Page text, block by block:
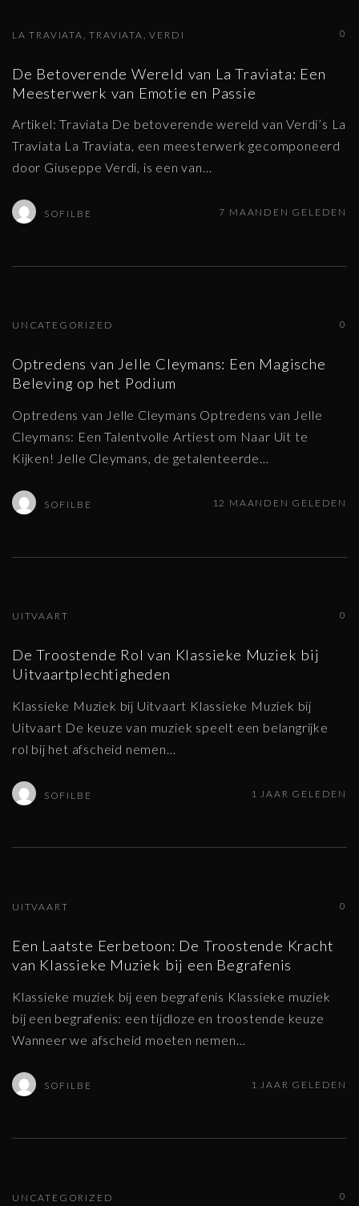
0
LA TRAVIATA TRAVIATA VERDI
De Betoverende Wereld van La Traviata: Een
Meesterwerk van Emotie en Passie
Artikel: Traviata De betoverende wereld van Verdi’s La
Traviata La Traviata, een meesterwerk gecomponeerd
door Giuseppe Verdi, is een van…
SOFILBE 7 MAANDEN GELEDEN
0
UNCATEGORIZED
Optredens van Jelle Cleymans: Een Magische
Beleving op het Podium
Optredens van Jelle Cleymans Optredens van Jelle
Cleymans: Een Talentvolle Artiest om Naar Uit te
Kijken! Jelle Cleymans, de getalenteerde…
SOFILBE 12 MAANDEN GELEDEN
0
UITVAART
De Troostende Rol van Klassieke Muziek bij
Uitvaartplechtigheden
Klassieke Muziek bij Uitvaart Klassieke Muziek bij
Uitvaart De keuze van muziek speelt een belangrijke
rol bij het afscheid nemen…
SOFILBE 1 JAAR GELEDEN
0
UITVAART
Een Laatste Eerbetoon: De Troostende Kracht
van Klassieke Muziek bij een Begrafenis
Klassieke muziek bij een begrafenis Klassieke muziek
bij een begrafenis: een tijdloze en troostende keuze
Wanneer we afscheid moeten nemen…
SOFILBE 1 JAAR GELEDEN
0
UNCATEGORIZED